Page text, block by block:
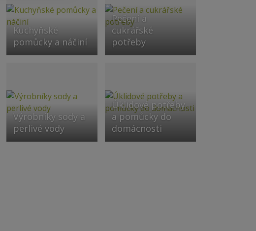
Kuchyňské
pomůcky a náčiní
Pečení a
cukrářské
potřeby
Výrobníky sody a
perlivé vody
Úklidové potřeby
a pomůcky do
domácnosti